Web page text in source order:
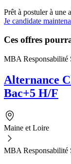
Prêt à postuler à une
Je candidate
Ces offres
MBA Responsabilité
Alternance
Bac+5 H/F
Maine et Loire
MBA Responsabilité